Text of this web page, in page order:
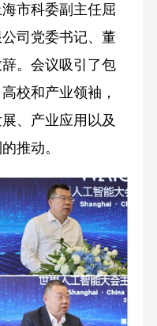
市科委副主任屈
司党委书记、董
。会议吸引了包
校和产业领袖，
、产业应用以及
推动。